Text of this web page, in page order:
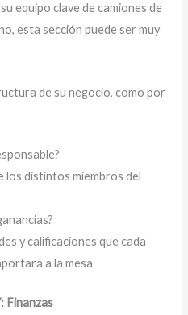
equipo clave de camiones de
esta sección puede ser muy
de su negocio, como por
los distintos miembros del
y calificaciones que cada
a la mesa
Finanzas